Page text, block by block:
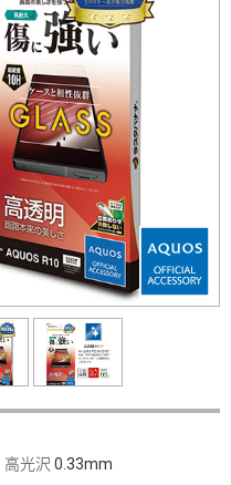
高光沢 0.33mm